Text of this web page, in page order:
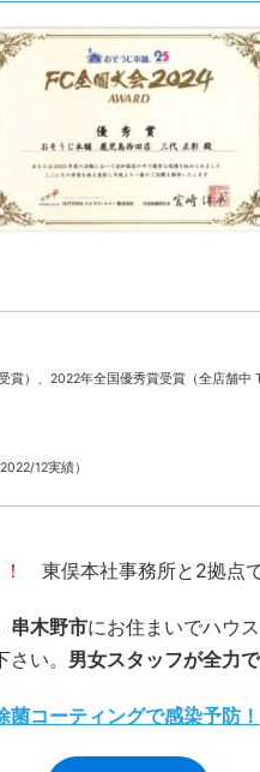
賞）、 2022年全国優秀賞受賞（全店舗
12実績）
東俣本社事務所と2拠点
串木野市にお住まいでハウ
い。 男女スタッフが全力
コーティングで感染予防！